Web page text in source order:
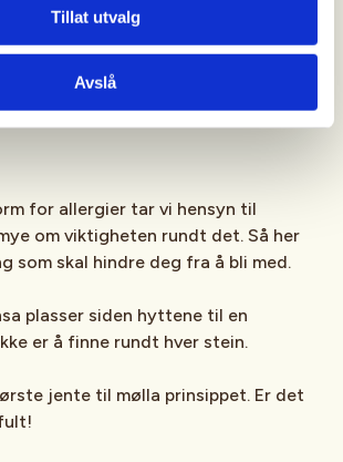
Tillat utvalg
Avslå
for allergier tar vi hensyn til
om viktigheten rundt det. Så her
som skal hindre deg fra å bli med.
plasser siden hyttene til en
er å finne rundt hver stein.
jente til mølla prinsippet. Er det